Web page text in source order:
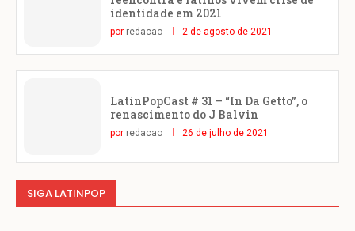
identidade em 2021
por redacao 2 de agosto de 2021
LatinPopCast # 31 – “In Da Getto”, o
renascimento do J Balvin
por redacao 26 de julho de 2021
SIGA LATINPOP